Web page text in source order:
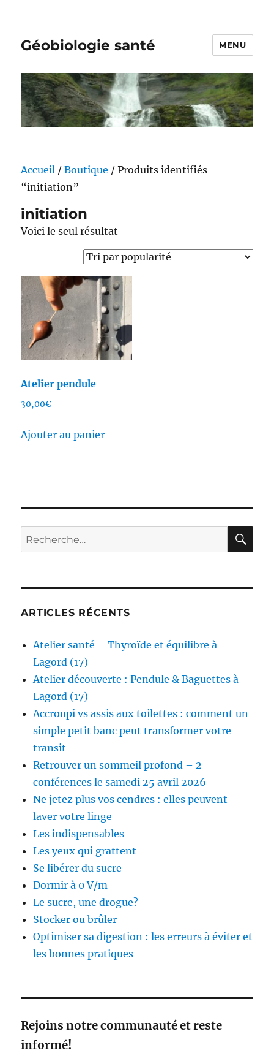
Géobiologie santé MENU
Accueil /Boutique / Produits identifiés
“initiation”
initiation
Voici le seul résultat
Atelier pendule
30,00€
Ajouter au panier
Recherche
pour :
ARTICLES RÉCENTS
Atelier santé – Thyroïde et équilibre à
Lagord (17)
Atelier découverte : Pendule & Baguettes à
Lagord (17)
Accroupi vs assis aux toilettes : comment un
simple petit banc peut transformer votre
transit
Retrouver un sommeil profond – 2
conférences le samedi 25 avril 2026
Ne jetez plus vos cendres : elles peuvent
laver votre linge
Les indispensables
Les yeux qui grattent
Se libérer du sucre
Dormir à 0 V/m
Le sucre, une drogue?
Stocker ou brûler
Optimiser sa digestion : les erreurs à éviter et
les bonnes pratiques
Rejoins notre communauté et reste
informé!